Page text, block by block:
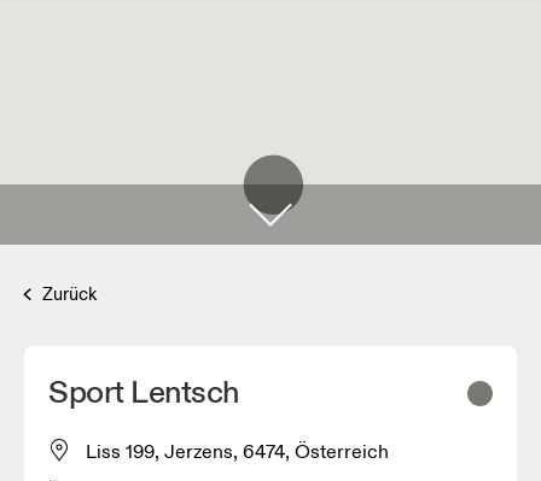
Zurück
Sport Lentsch
Liss 199, Jerzens, 6474, Österreich